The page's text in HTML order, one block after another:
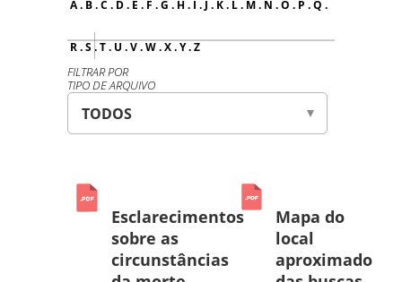
A. B.C . D. E . F .G . H. I . J . K. L. M. N .O . P .Q .
R.S .T. U .V.W.X.Y.Z
FILTRAR POR
TIPO DE ARQUIVO
Esclarecimentos
sobre as
circunstâncias
Mapa do
local
aproximado